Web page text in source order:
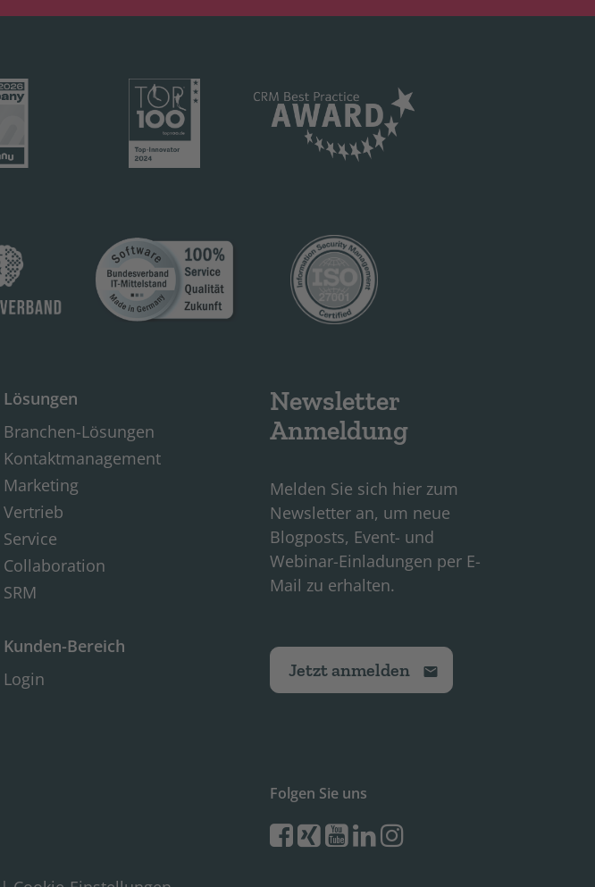
Lösungen
Branchen-Lösungen
Kontaktmanagement
Marketing
Vertrieb
Service
Collaboration
SRM
Kunden-Bereich
Login
Newsletter
Anmeldung
Melden Sie sich hier zum
Newsletter an, um neue
Blogposts, Event- und
Webinar-Einladungen per E-
Mail zu erhalten.
Jetzt anmelden
Folgen Sie uns